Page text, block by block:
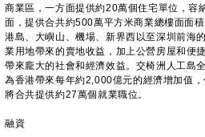
商業區，一方面提供約20萬個住宅單位，容
面，提供合共約500萬平方米商業總樓面面
港島、大嶼山、機場、新界西以至深圳前海
業用地帶來的賣地收益，加上公營房屋和便
帶來龐大的社會和經濟效益。交椅洲人工島
為香港帶來每年約2,000億元的經濟增加值
將合共提供約27萬個就業職位。
融資